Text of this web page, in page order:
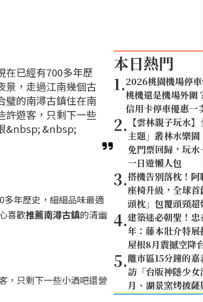
在已經有700多年歷
景，走過江南幾個古
璧的南潯古鎮住在南
許遊客，只剩下一些
&nbsp; &nbsp;
年歷史，細細品味最適
喜歡推薦南潯古鎮的清幽
，只剩下一些小酒吧還營
本日熱門
1.2026桃園機場停
桃機還是機場外圍
信用卡停車優惠一
2. 【雲林親子玩水
主題」叢林水樂
免門票回歸，玩
一日遊懶人包
3.搭機告別落枕！
座椅升級，全球
頭枕」包覆頭頸超
4.建築迷必朝聖！
年：藤本壯介特
屋根8月震撼空降
5.離市區15分鐘的
訪「台版神隱少
月、湖景窯烤披